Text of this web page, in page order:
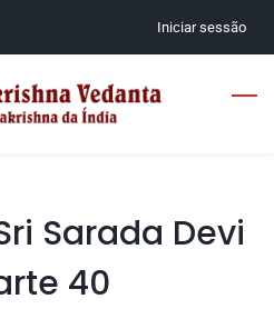
Iniciar sessão
Sarada Devi
40